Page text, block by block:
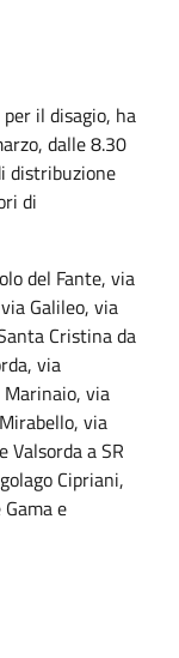
il disagio, ha
dalle 8.30
distribuzione
di
del Fante, via
Galileo, via
Cristina da
via
Marinaio, via
via
Valsorda a SR
Cipriani,
e